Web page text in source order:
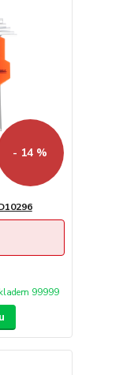
- 14 %
99999